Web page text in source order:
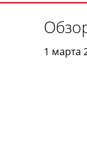
1 марта